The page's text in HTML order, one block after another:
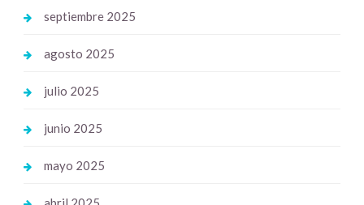
septiembre 2025
agosto 2025
julio 2025
junio 2025
mayo 2025